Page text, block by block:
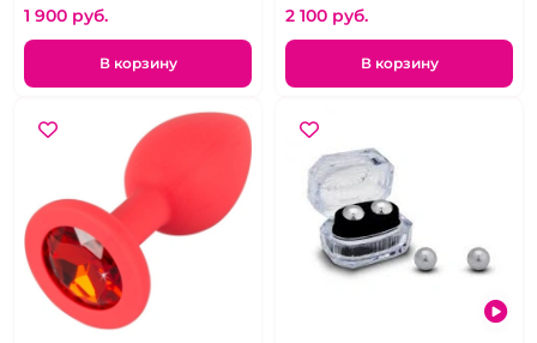
1 900 pуб.
В корзину
2 100 pуб.
В корзину